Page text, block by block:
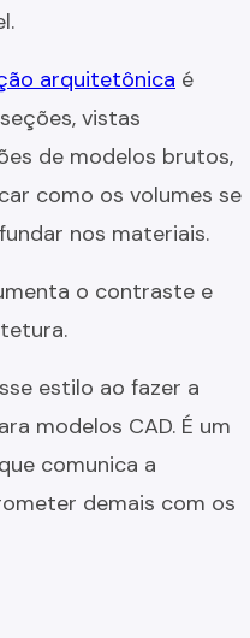
arquitetônica é
vistas
de modelos brutos,
como os volumes se
nos materiais.
o contraste e
estilo ao fazer a
modelos CAD. É um
comunica a
demais com os